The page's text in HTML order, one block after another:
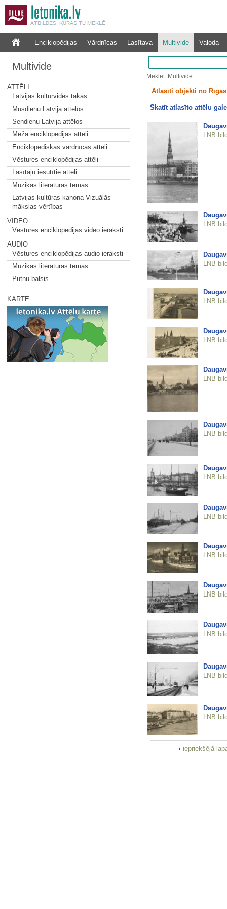
Enciklopēdijas Vārdnīcas Lasītava Multivide Valoda
Multivide
ATTĒLI
Latvijas kultūrvides takas
Mūsdienu Latvija attēlos
Sendienu Latvija attēlos
Meža enciklopēdijas attēli
Enciklopēdiskās vārdnīcas attēli
Vēstures enciklopēdijas attēli
Lasītāju iesūtītie attēli
Mūzikas literatūras tēmas
Latvijas kultūras kanona Vizuālās
mākslas vērtības
VIDEO
Vēstures enciklopēdijas video ieraksti
AUDIO
Vēstures enciklopēdijas audio ieraksti
Mūzikas literatūras tēmas
Putnu balsis
KARTE
Meklēt: Multivide
Atlasīti objekti no
Skatīt atlasīto attēlu
LNB
LNB
LNB
LNB
LNB
LNB
LNB
LNB
LNB
LNB
LNB
LNB
LNB
LNB
iepriekšējā